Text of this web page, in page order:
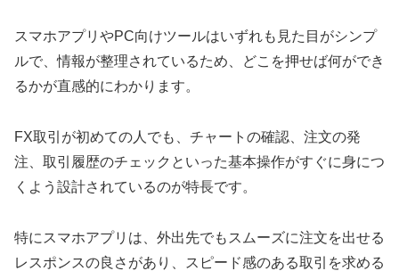
スマホアプリやPC向けツールはいずれも見た目がシンプ
ルで、情報が整理されているため、どこを押せば何ができ
るかが直感的にわかります。
FX取引が初めての人でも、チャートの確認、注文の発
注、取引履歴のチェックといった基本操作がすぐに身につ
くよう設計されているのが特長です。
特にスマホアプリは、外出先でもスムーズに注文を出せる
レスポンスの良さがあり、スピード感のある取引を求める